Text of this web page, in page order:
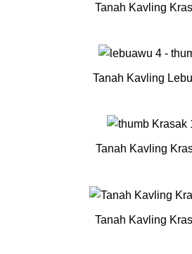
Tanah Kavling
Tanah Kavling
Tanah Kavling
Tanah Kavling